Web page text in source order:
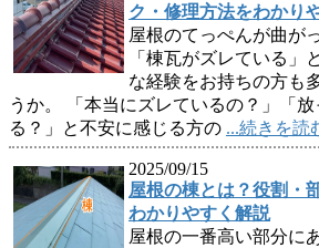
ク・修理方法をわかり
屋根のてっぺんが曲が
「棟瓦がズレている
な経験をお持ちの方も
うか。 「本当にズレているの？」「
る？」と不安に感じる方の ...続きを読
2025/09/15
屋根の棟とは？役割・
わかりやすく解説
屋根の一番高い部分に